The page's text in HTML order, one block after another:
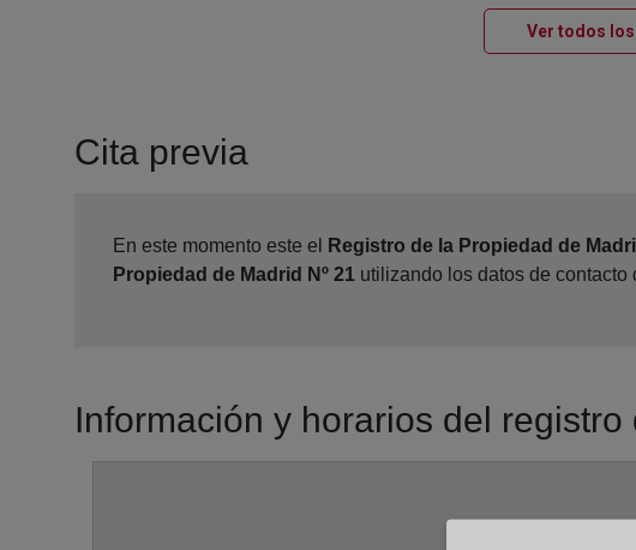
Ver todos
Cita previa
En este momento este el Registro de la Propiedad de
Propiedad de Madrid Nº 21 utilizando los datos de
Información y horarios del